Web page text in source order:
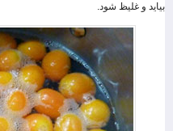
بیاید و غلیظ شود.